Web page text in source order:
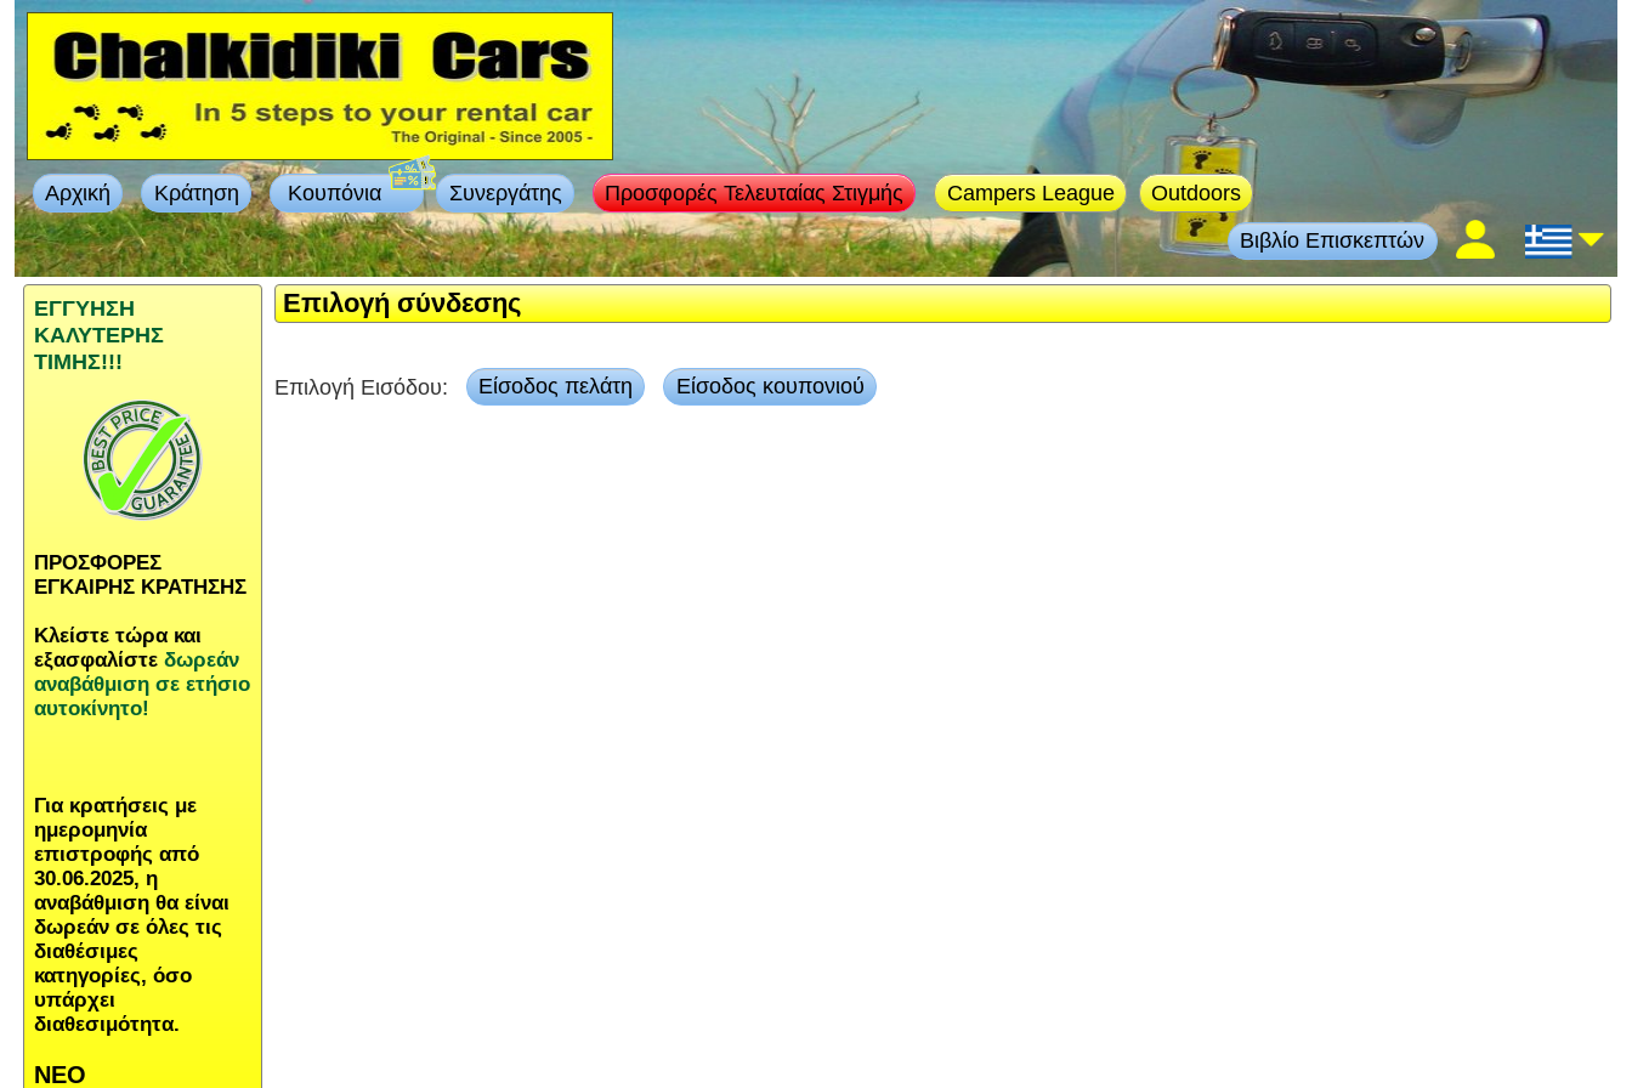
Αρχική Κράτηση Κουπόνια Συνεργάτης Προσφορές Τελευταίας Στιγμής Campers League
Outdoors
Βιβλίο Επισκεπτών
ΕΓΓΥΗΣΗ
ΚΑΛΥΤΕΡΗΣ
ΤΙΜΗΣ!!!
ΠΡΟΣΦΟΡΕΣ
ΕΓΚΑΙΡΗΣ ΚΡΑΤΗΣΗΣ
Κλείστε τώρα και
εξασφαλίστε δωρεάν
αναβάθμιση σε ετήσιο
αυτοκίνητο!
Για κρατήσεις με
ημερομηνία
επιστροφής από
30.06.2025, η
αναβάθμιση θα είναι
δωρεάν σε όλες τις
διαθέσιμες
κατηγορίες, όσο
υπάρχει
διαθεσιμότητα.
ΝΕΟ
Επιλογή σύνδεσης
Επιλογή Εισόδου: Είσοδος πελάτη Είσοδος κουπονιού